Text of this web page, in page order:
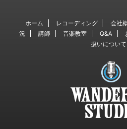
ホーム レコーディング 会社
況
講師 音楽教室 Q&A
扱いについて